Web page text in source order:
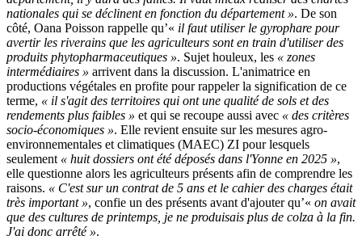
nationales qui se déclinent en fonction du département ». De son
côté, Oana Poisson rappelle qu’« il faut utiliser le gyrophare pour
avertir les riverains que les agriculteurs sont en train d'utiliser des
produits phytopharmaceutiques ». Sujet houleux, les « zones
intermédiaires » arrivent dans la discussion. L'animatrice en
productions végétales en profite pour rappeler la signification de ce
terme, « il s'agit des territoires qui ont une qualité de sols et des
rendements plus faibles » et qui se recoupe aussi avec « des critères
socio-économiques ». Elle revient ensuite sur les mesures agro-
environnementales et climatiques (MAEC) ZI pour lesquels
seulement « huit dossiers ont été déposés dans l'Yonne en 2025 »,
elle questionne alors les agriculteurs présents afin de comprendre les
raisons. « C'est sur un contrat de 5 ans et le cahier des charges était
très important », confie un des présents avant d'ajouter qu’« on avait
que des cultures de printemps, je ne produisais plus de colza à la fin.
J'ai donc arrêté ».